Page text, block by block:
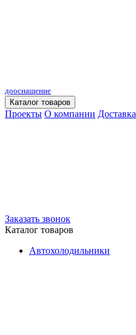
дооснащение
Каталог товаров
Проекты О компании Доставка
Заказать звонок
Каталог товаров
Автохолодильники